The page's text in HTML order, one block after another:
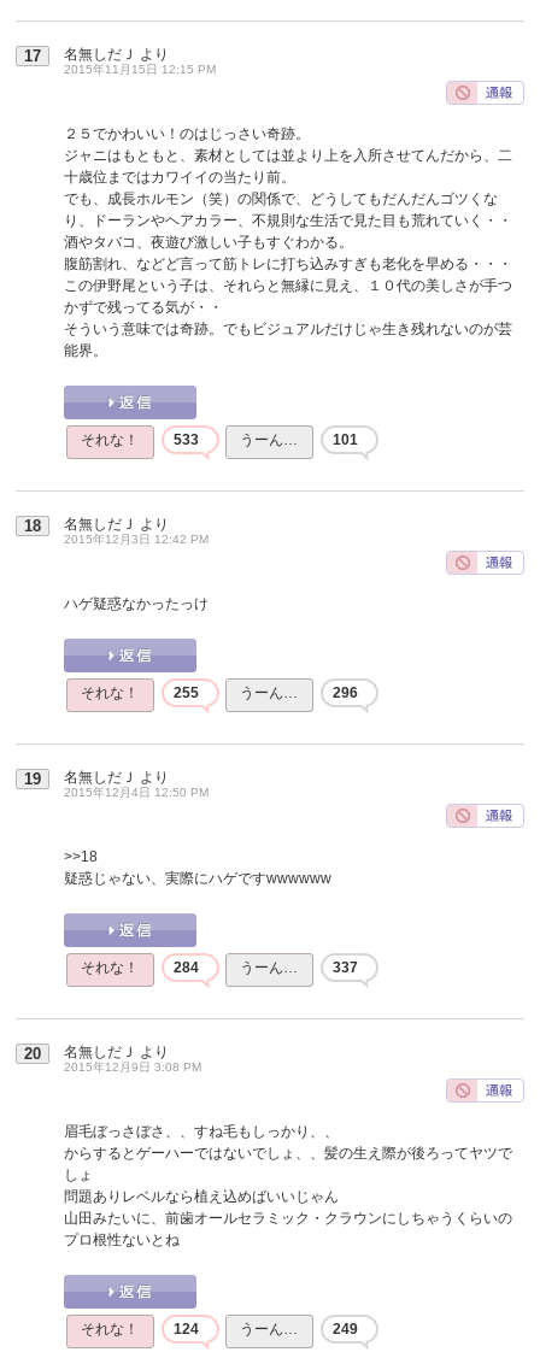
17 名無しだＪ より
2015年11月15日 12:15 PM
２５でかわいい！のはじっさい奇跡。
ジャニはもともと、素材としては並より上を入所させてんだから、二
十歳位まではカワイイの当たり前。
でも、成長ホルモン（笑）の関係で、どうしてもだんだんゴツくな
り、ドーランやヘアカラー、不規則な生活で見た目も荒れていく・・
酒やタバコ、夜遊び激しい子もすぐわかる。
腹筋割れ、などど言って筋トレに打ち込みすぎも老化を早める・・・
この伊野尾という子は、それらと無縁に見え、１０代の美しさが手つ
かずで残ってる気が・・
そういう意味では奇跡。でもビジュアルだけじゃ生き残れないのが芸
能界。
それな！ 533 うーん… 101
18 名無しだＪ より
2015年12月3日 12:42 PM
ハゲ疑惑なかったっけ
それな！ 255 うーん… 296
19 名無しだＪ より
2015年12月4日 12:50 PM
>>18
疑惑じゃない、実際にハゲですwwwwww
それな！ 284 うーん… 337
20 名無しだＪ より
2015年12月9日 3:08 PM
眉毛ぼっさぼさ、、すね毛もしっかり、、
からするとゲーハーではないでしょ、、髪の生え際が後ろってヤツで
しょ
問題ありレベルなら植え込めばいいじゃん
山田みたいに、前歯オールセラミック・クラウンにしちゃうくらいの
プロ根性ないとね
それな！ 124 うーん… 249